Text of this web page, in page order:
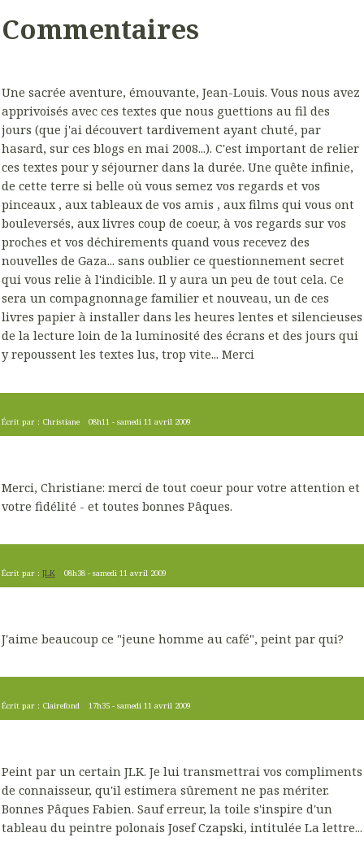
Commentaires
Une sacrée aventure, émouvante, Jean-Louis. Vous nous avez
apprivoisés avec ces textes que nous guettions au fil des
jours (que j'ai découvert tardivement ayant chuté, par
hasard, sur ces blogs en mai 2008...). C'est important de relier
ces textes pour y séjourner dans la durée. Une quête infinie,
de cette terre si belle où vous semez vos regards et vos
pinceaux , aux tableaux de vos amis , aux films qui vous ont
bouleversés, aux livres coup de coeur, à vos regards sur vos
proches et vos déchirements quand vous recevez des
nouvelles de Gaza... sans oublier ce questionnement secret
qui vous relie à l'indicible. Il y aura un peu de tout cela. Ce
sera un compagnonnage familier et nouveau, un de ces
livres papier à installer dans les heures lentes et silencieuses
de la lecture loin de la luminosité des écrans et des jours qui
y repoussent les textes lus, trop vite... Merci
Écrit par : Christiane 08h11 -samedi 11 avril 2009
Merci, Christiane: merci de tout coeur pour votre attention et
votre fidélité - et toutes bonnes Pâques.
Écrit par : JLK 08h38 -samedi 11 avril 2009
J'aime beaucoup ce "jeune homme au café", peint par qui?
Écrit par : Clairefond 17h35 -samedi 11 avril 2009
Peint par un certain JLK. Je lui transmettrai vos compliments
de connaisseur, qu'il estimera sûrement ne pas mériter.
Bonnes Pâques Fabien. Sauf erreur, la toile s'inspire d'un
tableau du peintre polonais Josef Czapski, intitulée La lettre...